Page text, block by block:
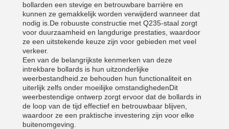
bollarden een stevige en betrouwbare barrière en
kunnen ze gemakkelijk worden verwijderd wanneer dat
nodig is.De robuuste constructie met Q235-staal zorgt
voor duurzaamheid en langdurige prestaties, waardoor
ze een uitstekende keuze zijn voor gebieden met veel
verkeer.
Een van de belangrijkste kenmerken van deze
intrekbare bollards is hun uitzonderlijke
weerbestandheid.ze behouden hun functionaliteit en
uiterlijk zelfs onder moeilijke omstandighedenDit
weerbestendige ontwerp zorgt ervoor dat de bollards in
de loop van de tijd effectief en betrouwbaar blijven,
waardoor ze een praktische investering zijn voor elke
buitenomgeving.